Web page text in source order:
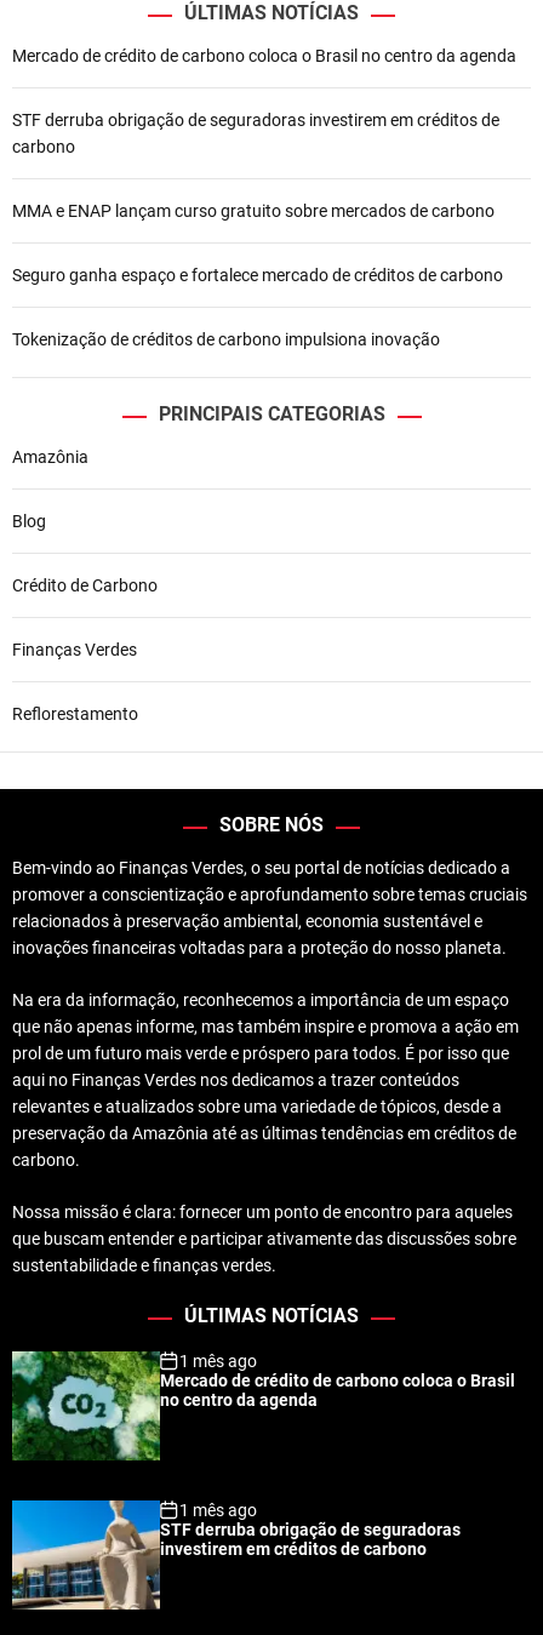
d
e
P
o
t
ÚLTIMAS NOTÍCIAS
Mercado de crédito de carbono coloca o Brasil no centro da agenda
STF derruba obrigação de seguradoras investirem em créditos de
carbono
MMA e ENAP lançam curso gratuito sobre mercados de carbono
Seguro ganha espaço e fortalece mercado de créditos de carbono
Tokenização de créditos de carbono impulsiona inovação
PRINCIPAIS CATEGORIAS
Amazônia
Blog
Crédito de Carbono
Finanças Verdes
Reflorestamento
SOBRE NÓS
Bem-vindo ao Finanças Verdes, o seu portal de notícias dedicado a
promover a conscientização e aprofundamento sobre temas cruciais
relacionados à preservação ambiental, economia sustentável e
inovações financeiras voltadas para a proteção do nosso planeta.
Na era da informação, reconhecemos a importância de um espaço
que não apenas informe, mas também inspire e promova a ação em
prol de um futuro mais verde e próspero para todos. É por isso que
aqui no Finanças Verdes nos dedicamos a trazer conteúdos
relevantes e atualizados sobre uma variedade de tópicos, desde a
preservação da Amazônia até as últimas tendências em créditos de
carbono.
Nossa missão é clara: fornecer um ponto de encontro para aqueles
que buscam entender e participar ativamente das discussões sobre
sustentabilidade e finanças verdes.
ÚLTIMAS NOTÍCIAS
1 mês ago
Mercado de crédito de carbono coloca o Brasil
no centro da agenda
1 mês ago
STF derruba obrigação de seguradoras
investirem em créditos de carbono